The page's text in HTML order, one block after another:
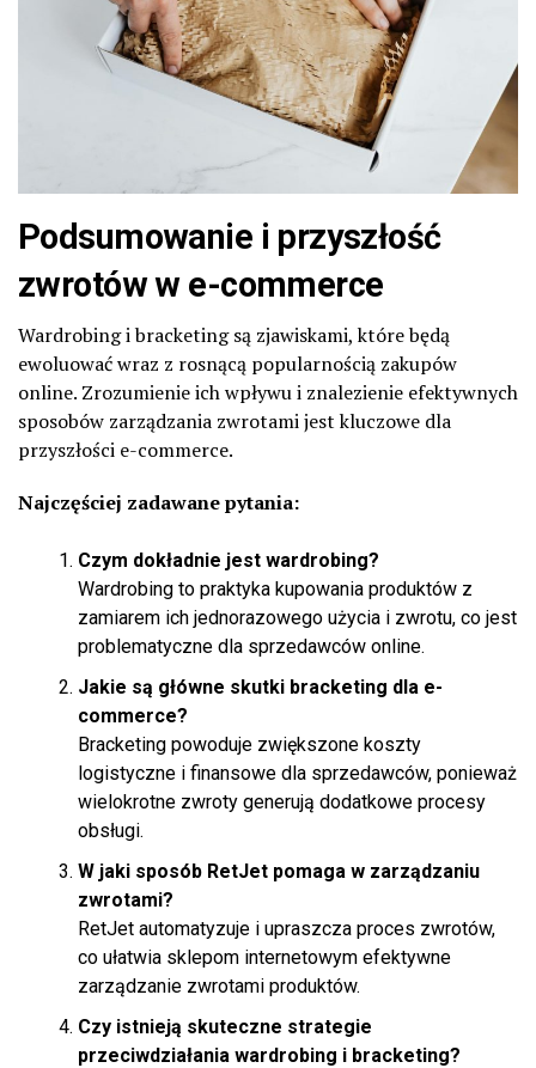
Podsumowanie i przyszłość
zwrotów w e-commerce
Wardrobing i bracketing są zjawiskami, które będą
ewoluować wraz z rosnącą popularnością zakupów
online. Zrozumienie ich wpływu i znalezienie efektywnych
sposobów zarządzania zwrotami jest kluczowe dla
przyszłości e-commerce.
Najczęściej zadawane pytania:
Czym dokładnie jest wardrobing?
Wardrobing to praktyka kupowania produktów z
zamiarem ich jednorazowego użycia i zwrotu, co jest
problematyczne dla sprzedawców online.
Jakie są główne skutki bracketing dla e-
commerce?
Bracketing powoduje zwiększone koszty
logistyczne i finansowe dla sprzedawców, ponieważ
wielokrotne zwroty generują dodatkowe procesy
obsługi.
W jaki sposób RetJet pomaga w zarządzaniu
zwrotami?
RetJet automatyzuje i upraszcza proces zwrotów,
co ułatwia sklepom internetowym efektywne
zarządzanie zwrotami produktów.
Czy istnieją skuteczne strategie
przeciwdziałania wardrobing i bracketing?